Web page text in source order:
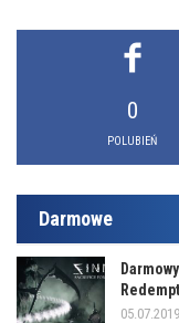
0
POLUBIEŃ
Darmowe
05.07.2019